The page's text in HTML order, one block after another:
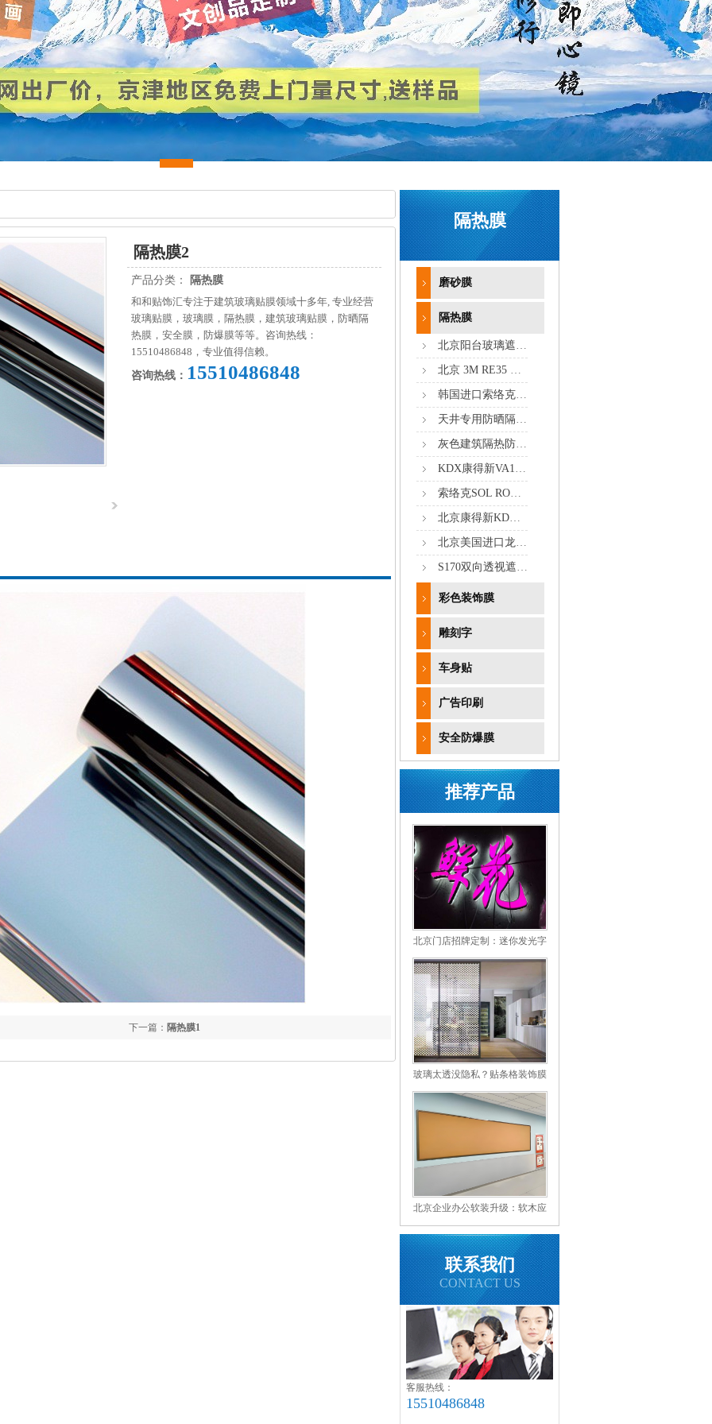
隔热膜2
产品分类：
隔热膜
和和贴饰汇专注于建筑玻璃贴膜领域十多年, 专业经营
玻璃贴膜，玻璃膜，隔热膜，建筑玻璃贴膜，防晒隔
热膜，安全膜，防爆膜等等。咨询热线：
15510486848，专业值得信赖。
咨询热线： 15510486848
下一篇： 隔热膜1
隔热膜
磨砂膜
隔热膜
北京阳台玻璃遮阳隔热膜GARWARE伽威SX60
北京 3M RE35 高清建筑玻璃窗膜 正品批发 专业安装 十年质保
韩国进口索络克ASP70高清隔热膜
天井专用防晒隔热膜
灰色建筑隔热防晒玻璃膜批发销售
KDX康得新VA15、VA25、VA50隔热膜效果对比
索络克SOL ROUTE防虫玻璃膜
北京康得新KDX建筑隔热窗膜批发
北京美国进口龙膜窗膜批发销售
S170双向透视遮阳膜
彩色装饰膜
雕刻字
车身贴
广告印刷
安全防爆膜
推荐产品
北京门店招牌定制：迷你发光字
使用场景与优缺点解析
玻璃太透没隐私？贴条格装饰膜
完美解决
北京企业办公软装升级：软木应
用与核心优势
联系我们
CONTACT US
客服热线：
15510486848